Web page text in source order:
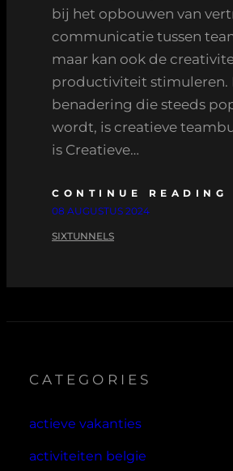
bij het opbouwen van
communicatie tussen
maar kan ook de
productiviteit stimuleren.
benadering die steeds
wordt, is creatieve
is Creatieve…
CONTINUE READING
08 AUGUSTUS 2024
SIXTUNNELS
CATEGORIES
actieve vakanties
activiteiten belgie